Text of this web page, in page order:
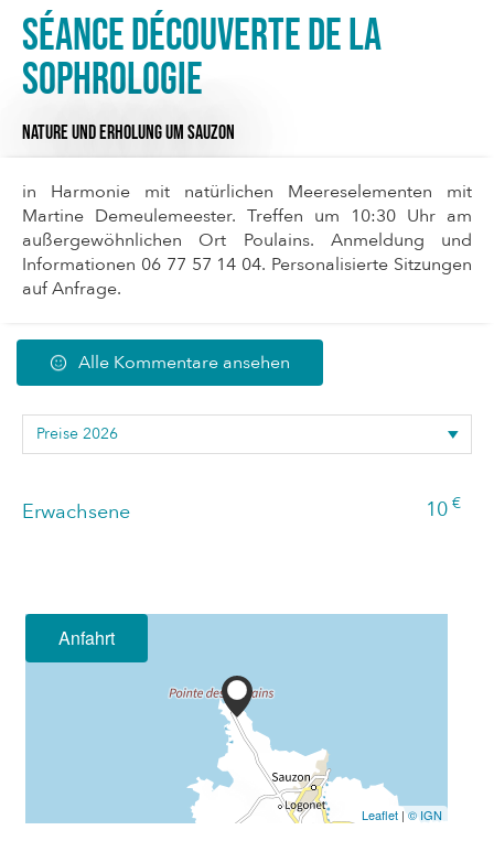
Séance découverte de la
sophrologie
NATURE UND ERHOLUNGUM SAUZON
in Harmonie mit natürlichen Meereselementen mit
Martine Demeulemeester. Treffen um 10:30 Uhr am
außergewöhnlichen Ort Poulains. Anmeldung und
Informationen 06 77 57 14 04. Personalisierte Sitzungen
auf Anfrage.
Alle Kommentare ansehen
Erwachsene 10 €
Anfahrt
Leaflet |© IGN